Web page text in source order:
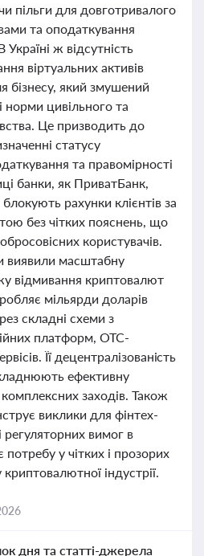
пільги для довготривалого
та оподаткування
Україні ж відсутність
віртуальних активів
бізнесу, який змушений
норми цивільного та
Це призводить до
статусу
та правомірності
банки, як ПриватБанк,
рахунки клієнтів за
без чітких пояснень, що
користувачів.
виявили масштабну
відмивання криптовалют
мільярди доларів
складні схеми з
платформ, OTC-
Її децентралізованість
ефективну
заходів. Також
виклики для фінтех-
вимог в
у чітких і прозорих
індустрії.
дня та статті-джерела